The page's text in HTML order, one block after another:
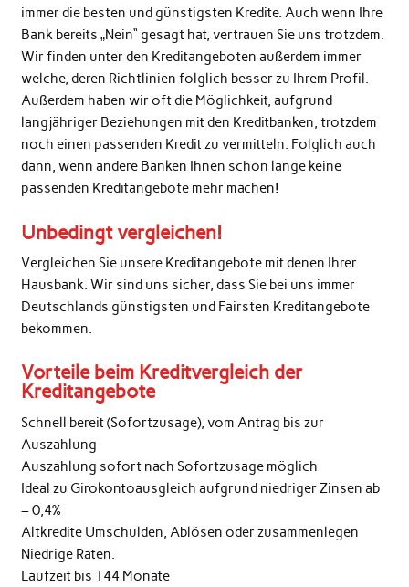
immer die besten und günstigsten Kredite. Auch wenn Ihre
Bank bereits „Nein“ gesagt hat, vertrauen Sie uns trotzdem.
Wir finden unter den Kreditangeboten außerdem immer
welche, deren Richtlinien folglich besser zu Ihrem Profil.
Außerdem haben wir oft die Möglichkeit, aufgrund
langjähriger Beziehungen mit den Kreditbanken, trotzdem
noch einen passenden Kredit zu vermitteln. Folglich auch
dann, wenn andere Banken Ihnen schon lange keine
passenden Kreditangebote mehr machen!
Unbedingt vergleichen!
Vergleichen Sie unsere Kreditangebote mit denen Ihrer
Hausbank. Wir sind uns sicher, dass Sie bei uns immer
Deutschlands günstigsten und Fairsten Kreditangebote
bekommen.
Vorteile beim Kreditvergleich der
Kreditangebote
Schnell bereit (Sofortzusage), vom Antrag bis zur
Auszahlung
Auszahlung sofort nach Sofortzusage möglich
Ideal zu Girokontoausgleich aufgrund niedriger Zinsen ab
– 0,4%
Altkredite Umschulden, Ablösen oder zusammenlegen
Niedrige Raten.
Laufzeit bis 144 Monate